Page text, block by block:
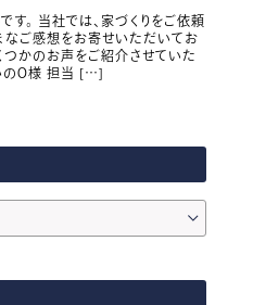
す。 当社では、家づくりをご依頼
ご感想をお寄せいただいてお
つかのお声をご紹介させていた
のO様 担当 […]